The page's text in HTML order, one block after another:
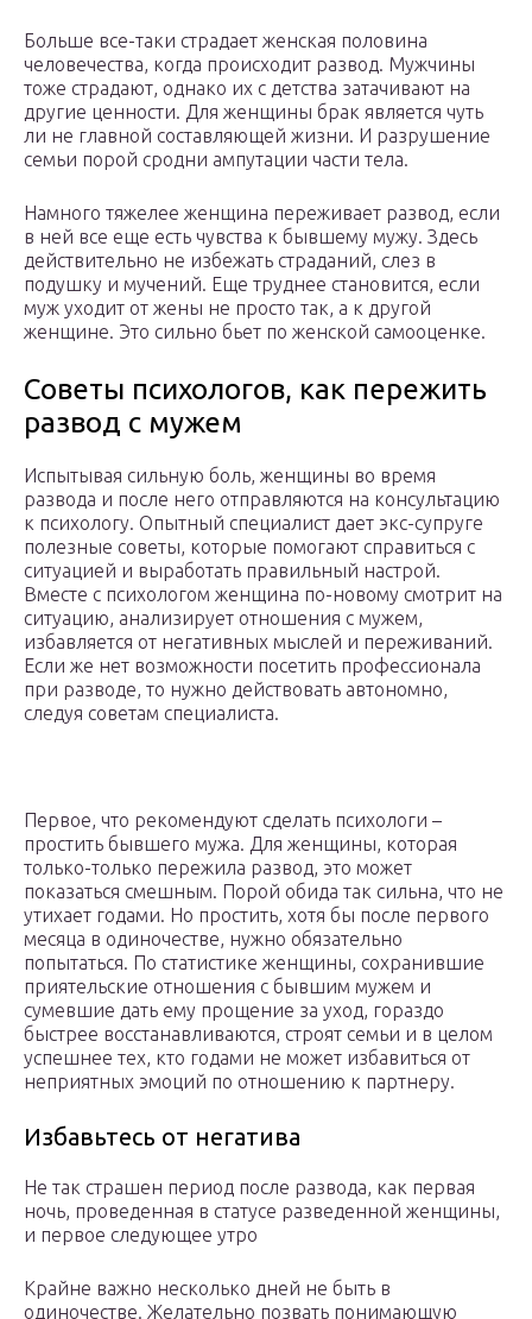
Больше все-таки страдает женская половина
человечества, когда происходит развод. Мужчины
тоже страдают, однако их с детства затачивают на
другие ценности. Для женщины брак является чуть
ли не главной составляющей жизни. И разрушение
семьи порой сродни ампутации части тела.
Намного тяжелее женщина переживает развод, если
в ней все еще есть чувства к бывшему мужу. Здесь
действительно не избежать страданий, слез в
подушку и мучений. Еще труднее становится, если
муж уходит от жены не просто так, а к другой
женщине. Это сильно бьет по женской самооценке.
Советы психологов, как пережить
развод с мужем
Испытывая сильную боль, женщины во время
развода и после него отправляются на консультацию
к психологу. Опытный специалист дает экс-супруге
полезные советы, которые помогают справиться с
ситуацией и выработать правильный настрой.
Вместе с психологом женщина по-новому смотрит на
ситуацию, анализирует отношения с мужем,
избавляется от негативных мыслей и переживаний.
Если же нет возможности посетить профессионала
при разводе, то нужно действовать автономно,
следуя советам специалиста.
Первое, что рекомендуют сделать психологи –
простить бывшего мужа. Для женщины, которая
только-только пережила развод, это может
показаться смешным. Порой обида так сильна, что не
утихает годами. Но простить, хотя бы после первого
месяца в одиночестве, нужно обязательно
попытаться. По статистике женщины, сохранившие
приятельские отношения с бывшим мужем и
сумевшие дать ему прощение за уход, гораздо
быстрее восстанавливаются, строят семьи и в целом
успешнее тех, кто годами не может избавиться от
неприятных эмоций по отношению к партнеру.
Избавьтесь от негатива
Не так страшен период после развода, как первая
ночь, проведенная в статусе разведенной женщины,
и первое следующее утро
Крайне важно несколько дней не быть в
одиночестве. Желательно позвать понимающую